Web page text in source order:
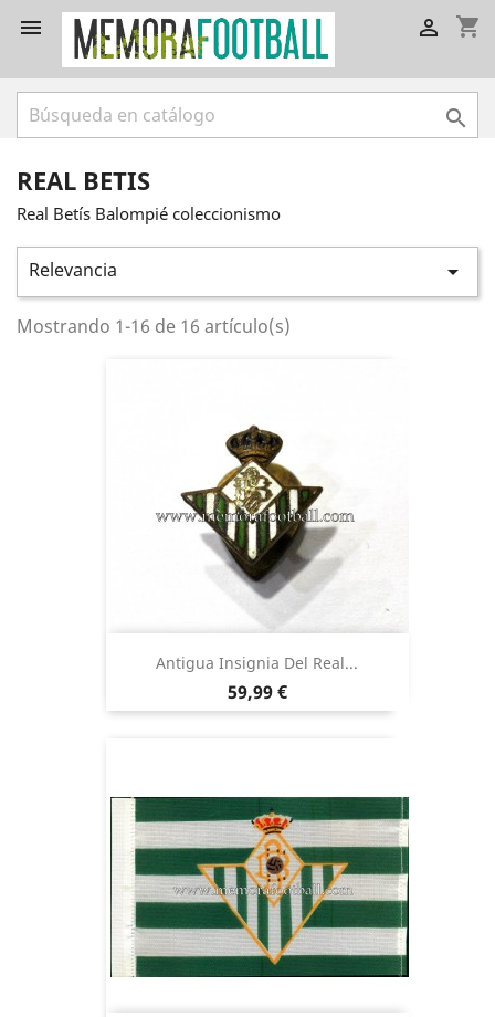
 shopping_cart


REAL BETIS
Real Betís Balompié coleccionismo
Relevancia 
Mostrando 1-16 de 16 artículo(s)
Antigua Insignia Del Real...
Precio
59,99 €